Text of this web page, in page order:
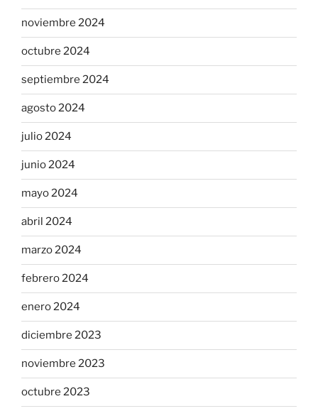
noviembre 2024
octubre 2024
septiembre 2024
agosto 2024
julio 2024
junio 2024
mayo 2024
abril 2024
marzo 2024
febrero 2024
enero 2024
diciembre 2023
noviembre 2023
octubre 2023